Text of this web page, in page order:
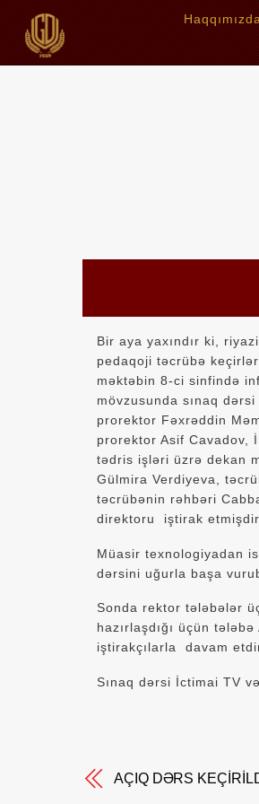
Bir aya yaxındır ki,
pedaqoji təcrübə
məktəbin 8-ci sinfində
mövzusunda sınaq
prorektor Fəxrəddin
prorektor Asif Cavadov,
tədris işləri üzrə dekan
Gülmira Verdiyeva,
təcrübənin rəhbəri
direktoru iştirak etmişdir.
Müasir texnologiyadan
dərsini uğurla başa
Sonda rektor tələbələr
hazırlaşdığı üçün
iştirakçılarla davam
Sınaq dərsi İctimai TV
AÇIQ DƏRS